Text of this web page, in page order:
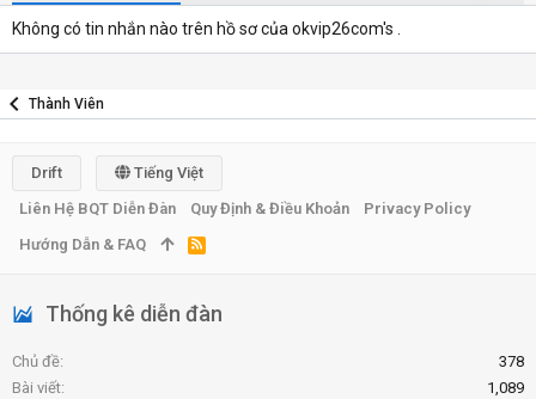
Không có tin nhắn nào trên hồ sơ của okvip26com's .
Thành Viên
Thống kê diễn đàn
Chủ đề
378
Bài viết
1,089
Drift
Tiếng Việt
Liên Hệ BQT Diễn Đàn
Quy Định & Điều Khoản
Privacy Policy
Hướng Dẫn & FAQ
R
S